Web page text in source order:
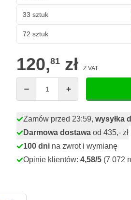
33 sztuk
72 sztuk
120,81 zł Z VAT
Zamów przed 23:59, wysyłka
Darmowa dostawa od 435,- zł
100 dni na zwrot i wymianę
Opinie klientów: 4,58/5 (7 072